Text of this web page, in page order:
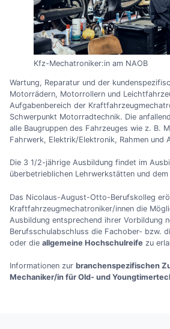
Kfz-Mechatroniker:in am NAOB
Wartung, Reparatur und der
Motorrädern, Motorrollern und
Aufgabenbereich der
Schwerpunkt Motorradtechnik. Die
alle Baugruppen des Fahrzeuges wie z. B.
Fahrwerk, Elektrik/Elektronik, Rahmen und
Die 3 1/2-jährige Ausbildung findet im
überbetrieblichen Lehrwerkstätten und
Das Nicolaus-August-Otto-Berufskolleg
Kraftfahrzeugmechatroniker/innen die
Ausbildung entsprechend ihrer Vorbildung
Berufsschulabschluss die Fachober- bzw.
oder die allgemeine Hochschulreife zu
Informationen zur branchenspezifischen
Mechaniker/in für Old- und